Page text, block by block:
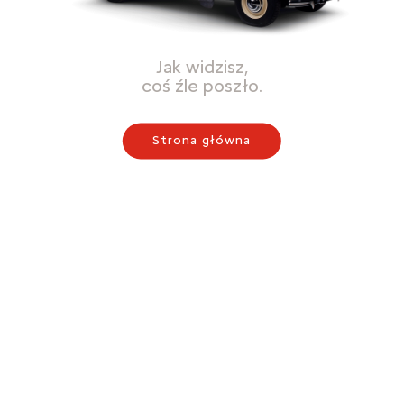
Jak widzisz,
coś źle poszło.
Strona główna